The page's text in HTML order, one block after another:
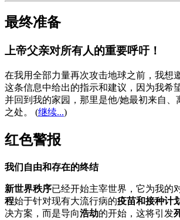
最终准备
上帝父亲对所有人的重要呼吁！
在我用全部力量再次攻击地球之前，我想
这条信息中给出的指示和建议，因为我希
并回到我的家园，那里是他/她最初来自、
之处。
(继续...)
红色警报
我们自由和存在的终结
新世界秩序已经开始主宰世界，它为我的
程始于针对现有大流行病的疫苗和接种计
决方案，而是导向浩劫的开始，这将引发